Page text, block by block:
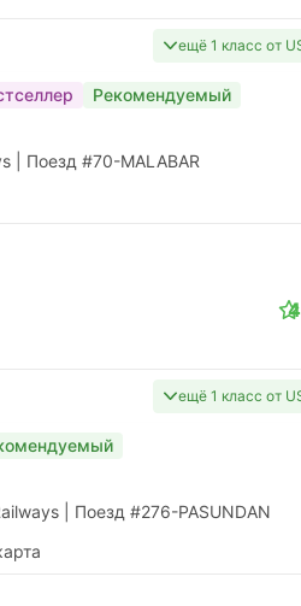
ещё 1 класс от
Рекомендуемый
Поезд #70-MALABAR
ещё 1 класс от
Поезд #276-PASUNDAN